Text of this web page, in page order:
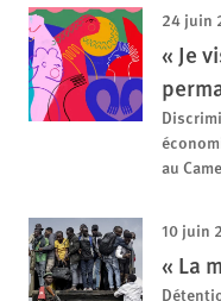
24 juin
« Je
au
10 juin
« La